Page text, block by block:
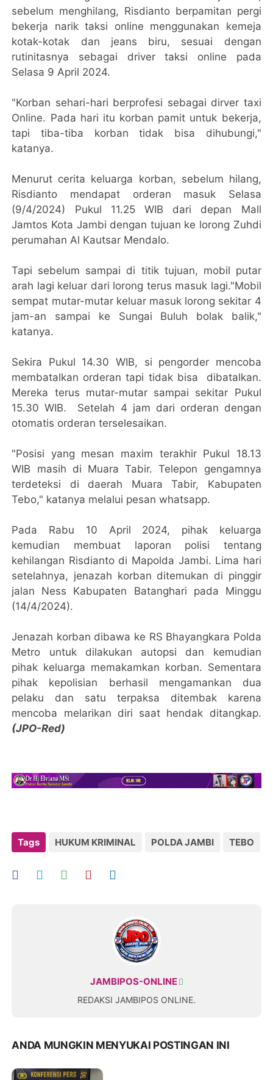
sebelum menghilang, Risdianto berpamitan pergi
bekerja narik taksi online menggunakan kemeja
kotak-kotak dan jeans biru, sesuai dengan
rutinitasnya sebagai driver taksi online pada
Selasa 9 April 2024.
"Korban sehari-hari berprofesi sebagai dirver taxi
Online. Pada hari itu korban pamit untuk bekerja,
tapi tiba-tiba korban tidak bisa dihubungi,"
katanya.
Menurut cerita keluarga korban, sebelum hilang,
Risdianto mendapat orderan masuk Selasa
(9/4/2024) Pukul 11.25 WIB dari depan Mall
Jamtos Kota Jambi dengan tujuan ke lorong Zuhdi
perumahan Al Kautsar Mendalo.
Tapi sebelum sampai di titik tujuan, mobil putar
arah lagi keluar dari lorong terus masuk lagi."Mobil
sempat mutar-mutar keluar masuk lorong sekitar 4
jam-an sampai ke Sungai Buluh bolak balik,"
katanya.
Sekira Pukul 14.30 WIB, si pengorder mencoba
membatalkan orderan tapi tidak bisa dibatalkan.
Mereka terus mutar-mutar sampai sekitar Pukul
15.30 WIB. Setelah 4 jam dari orderan dengan
otomatis orderan terselesaikan.
"Posisi yang mesan maxim terakhir Pukul 18.13
WIB masih di Muara Tabir. Telepon gengamnya
terdeteksi di daerah Muara Tabir, Kabupaten
Tebo," katanya melalui pesan whatsapp.
Pada Rabu 10 April 2024, pihak keluarga
kemudian membuat laporan polisi tentang
kehilangan Risdianto di Mapolda Jambi. Lima hari
setelahnya, jenazah korban ditemukan di pinggir
jalan Ness Kabupaten Batanghari pada Minggu
(14/4/2024).
Jenazah korban dibawa ke RS Bhayangkara Polda
Metro untuk dilakukan autopsi dan kemudian
pihak keluarga memakamkan korban. Sementara
pihak kepolisian berhasil mengamankan dua
pelaku dan satu terpaksa ditembak karena
mencoba melarikan diri saat hendak ditangkap.
(JPO-Red)
Tags HUKUM KRIMINAL POLDA JAMBI TEBO
JAMBIPOS-ONLINE
REDAKSI JAMBIPOS ONLINE.
ANDA MUNGKIN MENYUKAI POSTINGAN INI